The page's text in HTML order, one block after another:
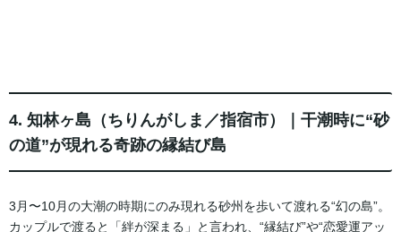
4. 知林ヶ島（ちりんがしま／指宿市）｜干潮時に“砂
の道”が現れる奇跡の縁結び島
3月〜10月の大潮の時期にのみ現れる砂州を歩いて渡れる“幻の島”。
カップルで渡ると「絆が深まる」と言われ、“縁結び”や“恋愛運アッ